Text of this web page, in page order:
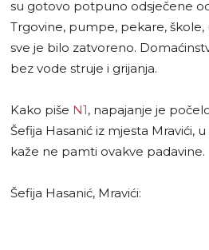
su gotovo potpuno odsječene
Trgovine, pumpe, pekare,
sve je bilo zatvoreno.
bez vode struje i grijanja.
Kako piše N1, napajanje je
Šefija Hasanić iz mjesta Mravići,
kaže ne pamti ovakve padavine.
Šefija Hasanić, Mravići: